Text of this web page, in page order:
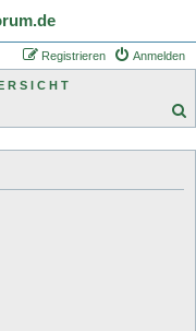
Anmelden
Registrieren
R S I C H T